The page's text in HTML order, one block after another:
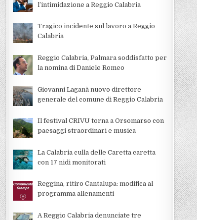
l’intimidazione a Reggio Calabria
Tragico incidente sul lavoro a Reggio
Calabria
Reggio Calabria, Palmara soddisfatto per
la nomina di Daniele Romeo
Giovanni Laganà nuovo direttore
generale del comune di Reggio Calabria
Il festival CRIVU torna a Orsomarso con
paesaggi straordinari e musica
La Calabria culla delle Caretta caretta
con 17 nidi monitorati
Reggina, ritiro Cantalupa: modifica al
programma allenamenti
A Reggio Calabria denunciate tre